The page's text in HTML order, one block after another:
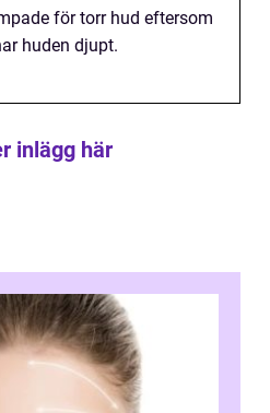
för torr hud eftersom
huden djupt.
inlägg här